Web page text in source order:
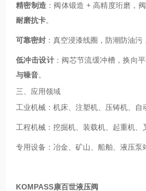
精密制造 ：阀体锻造 + 高精度珩磨，
耐磨抗卡。
可靠密封 ：真空浸漆线圈，防潮防油污
低冲击设计：阀芯节流缓冲槽，换向平
与噪音。
三、应用领域
工业机械：机床、注塑机、压铸机、自
工程机械：挖掘机、装载机、起重机、
专用设备：冶金、矿山、船舶、液压泵
KOMPASS康百世液压阀